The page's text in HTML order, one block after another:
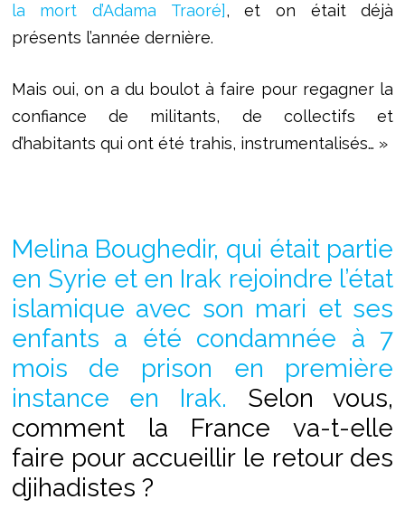
la mort d’Adama Traoré], et on était déjà
présents l’année dernière.
Mais oui, on a du boulot à faire pour regagner la
confiance de militants, de collectifs et
d’habitants qui ont été trahis, instrumentalisés… »
Melina Boughedir, qui était partie
en Syrie et en Irak rejoindre l’état
islamique avec son mari et ses
enfants a été condamnée à 7
mois de prison en première
instance en Irak. Selon vous,
comment la France va-t-elle
faire pour accueillir le retour des
djihadistes ?